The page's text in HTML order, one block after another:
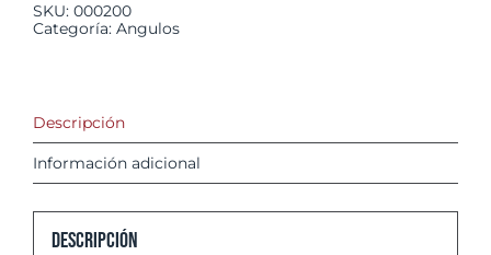
SKU: 000200
Categoría: Angulos
Descripción
Información adicional
Descripción